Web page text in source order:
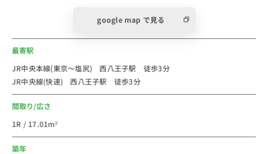
ら、八王子駅に出て、快速などに乗り換えてパパっと新
宿に出勤できます。
駅周辺ですが、ダイエー 西八王子店は深夜1時まで営
業。スーパーアルプスもあるので、選んでお買い得品を
買ってみて下さい。コンビニもたくさんありますし、ド
ラッグストアはマツモトキヨシとセイジョーがありま
す。駅周辺には食べログで人気のラーメン・蕎麦・食
google map で見る
最寄駅
JR中央本線(東京～塩尻) 西八王子駅 徒歩3分
JR中央線(快速) 西八王子駅 徒歩3分
間取り/広さ
1R / 17.01m²
築年